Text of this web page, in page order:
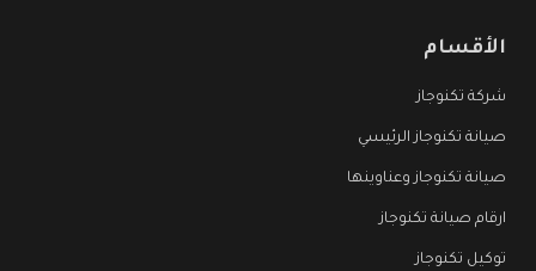
الأقسام
شركة تكنوجاز
صيانة تكنوجاز الرئيسي
صيانة تكنوجاز وعناوينها
ارقام صيانة تكنوجاز
توكيل تكنوجاز